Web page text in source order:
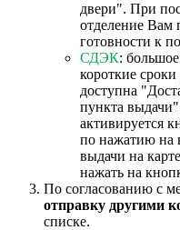
двери". При
отделение
готовности к
СДЭК:
короткие
доступна
пункта
активируется
по нажатию на
выдачи на
нажать на
По согласованию с
отправку другими
списке.